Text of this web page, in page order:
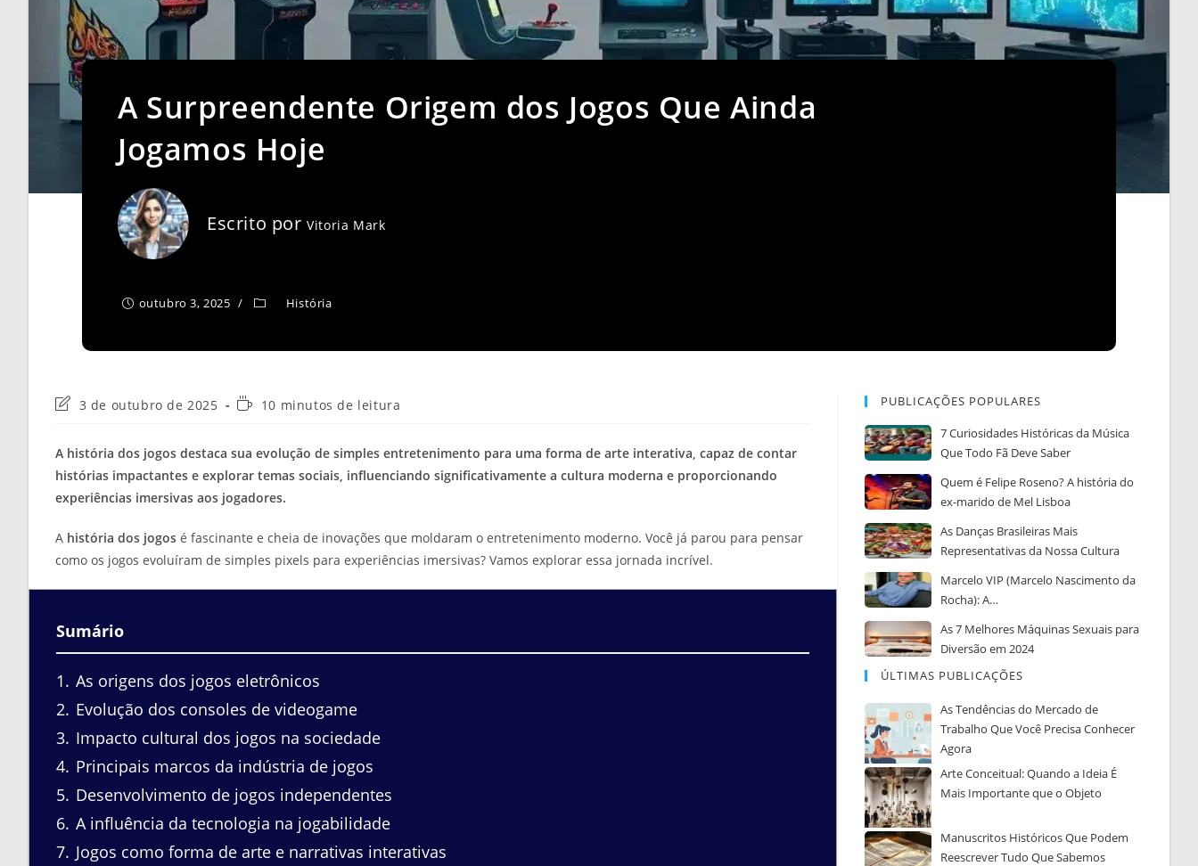
A Surpreendente Origem dos Jogos Que Ainda
Jogamos Hoje
Escrito porVitoria Mark
outubro 3, 2025 História
Última
post:
3 de outubro de 2025
Tempo10 minutos de leitura
A história dos jogos destaca sua evolução de simples entretenimento para uma forma de arte interativa, capaz de contar
histórias impactantes e explorar temas sociais, influenciando significativamente a cultura moderna e proporcionando
experiências imersivas aos jogadores.
A história dos jogos é fascinante e cheia de inovações que moldaram o entretenimento moderno. Você já parou para pensar
como os jogos evoluíram de simples pixels para experiências imersivas? Vamos explorar essa jornada incrível.
Sumário
1
As origens dos jogos eletrônicos
2 Evolução dos consoles de videogame
3 Impacto cultural dos jogos na sociedade
4 Principais marcos da indústria de jogos
5 Desenvolvimento de jogos independentes
6 A influência da tecnologia na jogabilidade
7 Jogos como forma de arte e narrativas interativas
PUBLICAÇÕES POPULARES
7 Curiosidades Históricas da Música
Que Todo Fã Deve Saber
Quem é Felipe Roseno? A história do
ex-marido de Mel Lisboa
As Danças Brasileiras Mais
Representativas da Nossa Cultura
Marcelo VIP (Marcelo Nascimento da
Rocha): A…
As 7 Melhores Máquinas Sexuais para
Diversão em 2024
ÚLTIMAS PUBLICAÇÕES
As Tendências do Mercado de
Trabalho Que Você Precisa Conhecer
Agora
Arte Conceitual: Quando a Ideia É
Mais Importante que o Objeto
Manuscritos Históricos Que Podem
Reescrever Tudo Que Sabemos